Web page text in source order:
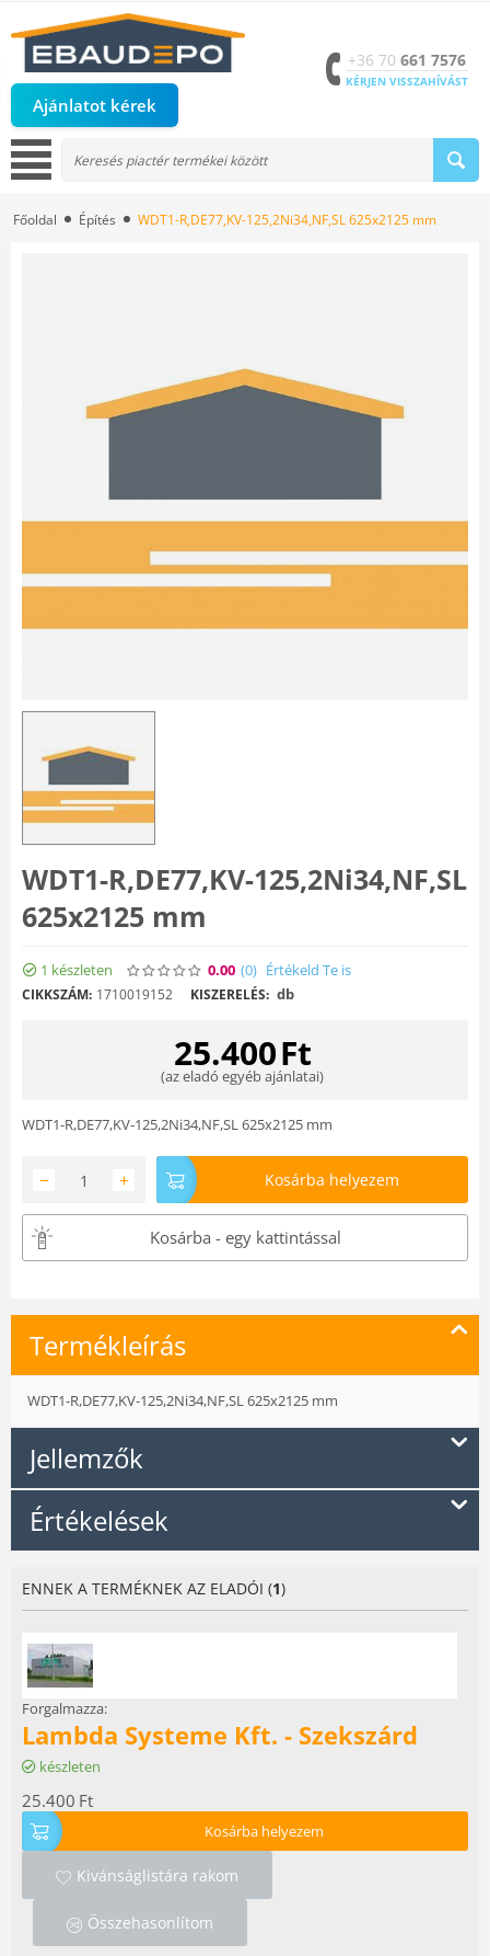
Ajánlatot kérek
+36 70 661 7576
KÉRJEN VISSZAHÍVÁST
Főoldal Építés WDT1-R,DE77,KV-125,2Ni34,NF,SL 625x2125 mm
WDT1-R,DE77,KV-125,2Ni34,NF,SL
625x2125 mm
1 készleten 0.00 (0) Értékeld Te is
CIKKSZÁM: 1710019152 KISZERELÉS: db
25.400Ft
(az eladó egyéb ajánlatai)
WDT1-R,DE77,KV-125,2Ni34,NF,SL 625x2125 mm
+
− Kosárba helyezem
Kosárba - egy kattintással
Termékleírás
WDT1-R,DE77,KV-125,2Ni34,NF,SL 625x2125 mm
Jellemzők
Értékelések
ENNEK A TERMÉKNEK AZ ELADÓI (1)
Forgalmazza:
Lambda Systeme Kft. - Szekszárd
készleten
25.400 Ft
Kosárba helyezem
Kivánságlistára rakom
Összehasonlítom